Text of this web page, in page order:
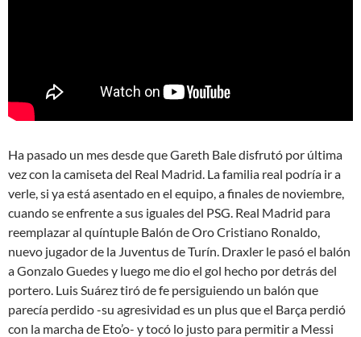
Ha pasado un mes desde que Gareth Bale disfrutó por última
vez con la camiseta del Real Madrid. La familia real podría ir a
verle, si ya está asentado en el equipo, a finales de noviembre,
cuando se enfrente a sus iguales del PSG. Real Madrid para
reemplazar al quíntuple Balón de Oro Cristiano Ronaldo,
nuevo jugador de la Juventus de Turín. Draxler le pasó el balón
a Gonzalo Guedes y luego me dio el gol hecho por detrás del
portero. Luis Suárez tiró de fe persiguiendo un balón que
parecía perdido -su agresividad es un plus que el Barça perdió
con la marcha de Eto’o- y tocó lo justo para permitir a Messi